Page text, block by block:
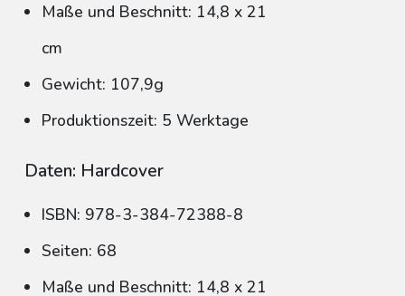
Maße und Beschnitt: 14,8 x 21
cm
Gewicht: 107,9g
Produktionszeit: 5 Werktage
Daten: Hardcover
ISBN: 978-3-384-72388-8
Seiten: 68
Maße und Beschnitt: 14,8 x 21